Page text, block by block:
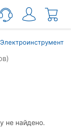
Электроинструмент
не найдено.